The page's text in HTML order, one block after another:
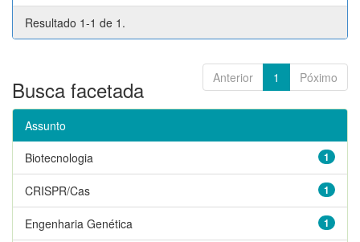
Resultado 1-1 de 1.
Anterior 1 Póximo
Busca facetada
Assunto
1
Biotecnologia
1
CRISPR/Cas
1
Engenharia Genética